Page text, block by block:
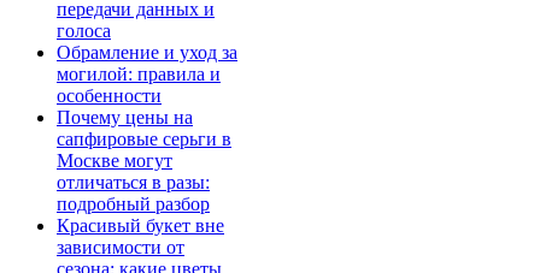
передачи данных и
голоса
Обрамление и уход за
могилой: правила и
особенности
Почему цены на
сапфировые серьги в
Москве могут
отличаться в разы:
подробный разбор
Красивый букет вне
зависимости от